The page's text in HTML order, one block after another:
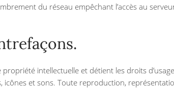
du réseau empêchant l’accès au
intellectuelle et détient les droits
icônes et sons. Toute reproduction,